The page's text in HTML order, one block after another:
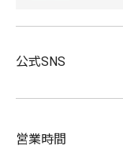
公式SNS
営業時間